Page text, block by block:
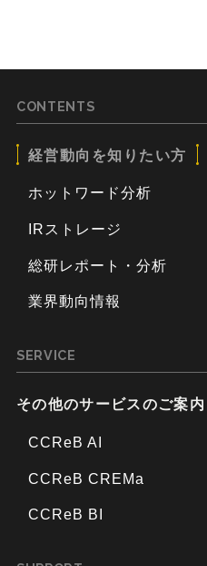
CONTENTS
経営動向を知りたい方
ホットワード分析
IRストレージ
総研レポート・分析
業界動向情報
SERVICE
その他のサービスのご案内
CCReB AI
CCReB CREMa
CCReB BI